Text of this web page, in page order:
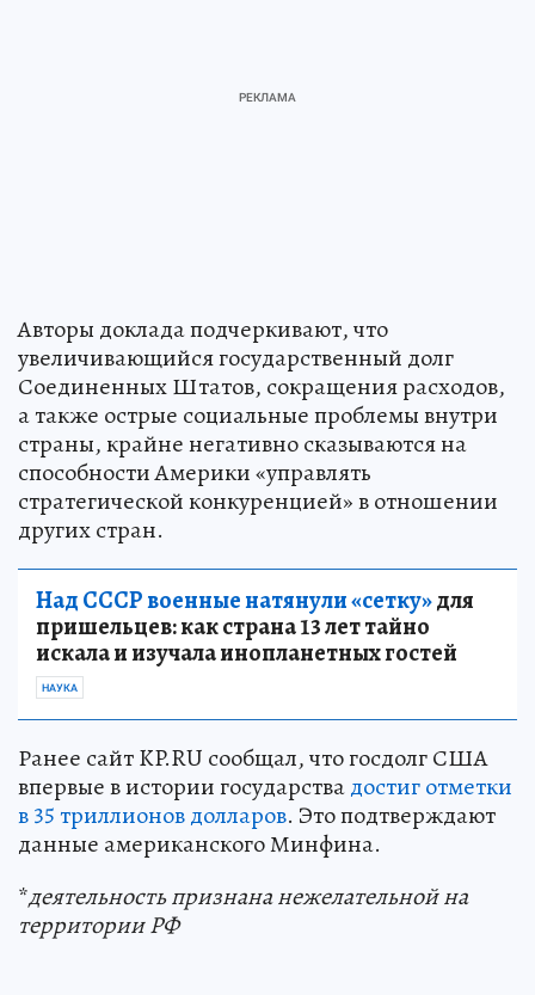
Авторы доклада подчеркивают, что
увеличивающийся государственный долг
Соединенных Штатов, сокращения расходов,
а также острые социальные проблемы внутри
страны, крайне негативно сказываются на
способности Америки «управлять
стратегической конкуренцией» в отношении
других стран.
Над СССР военные натянули «сетку»для
пришельцев: как страна 13 лет тайно
искала и изучала инопланетных гостей
НАУКА
Ранее сайт KP.RU сообщал, что госдолг США
впервые в истории государствадостиг отметки
в 35 триллионов долларов. Это подтверждают
данные американского Минфина.
*деятельность признана нежелательной на
территории РФ